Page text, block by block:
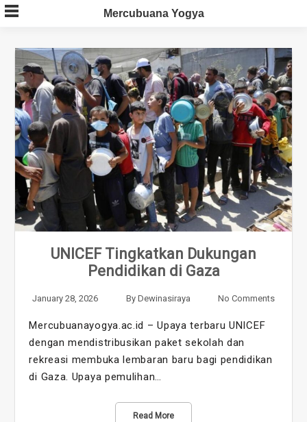
Skip
to
Mercubuana Yogya
UNICEF Tingkatkan Dukungan
Pendidikan di Gaza
January 28, 2026 By Dewinasiraya No Comments
Mercubuanayogya.ac.id – Upaya terbaru UNICEF
dengan mendistribusikan paket sekolah dan
rekreasi membuka lembaran baru bagi pendidikan
di Gaza. Upaya pemulihan…
Read More